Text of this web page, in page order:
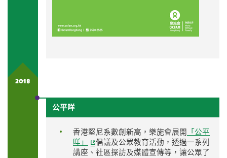
2018
公平咩
香港堅尼系數創新高，樂施會展開
「公平
咩」
倡議及公眾教育活動，透過一系列
講座、社區探訪及媒體宣傳等，讓公眾了